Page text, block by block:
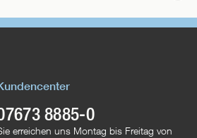
8885-0
erreichen uns Montag bis Freitag von